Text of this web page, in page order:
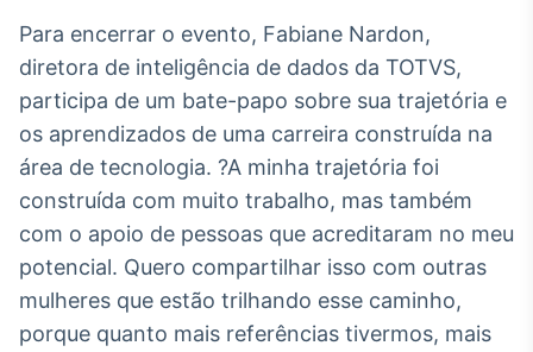
notícias
Broadcast
Widgets
Componentes
para conteúdos e
funcionalidades
Wallboard
Conteúdos e
Para encerrar o evento, Fabiane Nardon,
diretora de inteligência de dados da TOTVS,
participa de um bate-papo sobre sua trajetória e
os aprendizados de uma carreira construída na
área de tecnologia. ?A minha trajetória foi
construída com muito trabalho, mas também
com o apoio de pessoas que acreditaram no meu
potencial. Quero compartilhar isso com outras
mulheres que estão trilhando esse caminho,
porque quanto mais referências tivermos, mais